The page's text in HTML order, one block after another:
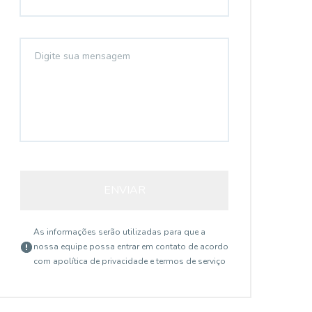
As informações serão utilizadas para que a
nossa equipe possa entrar em contato de acordo
com apolítica de privacidade e termos de serviço